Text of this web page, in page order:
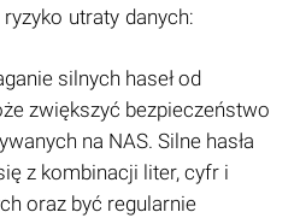
utraty danych:
silnych haseł od
zwiększyć bezpieczeństwo
na NAS. Silne hasła
z kombinacji liter, cyfr i
oraz być regularnie